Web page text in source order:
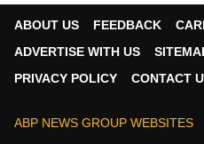
इसमें लड़की ने यह भी जोड़कर
ABOUT US FEEDBACK
ADVERTISE WITH US
PRIVACY POLICY
CONTACT
ABP NEWS GROUP WEBSITES